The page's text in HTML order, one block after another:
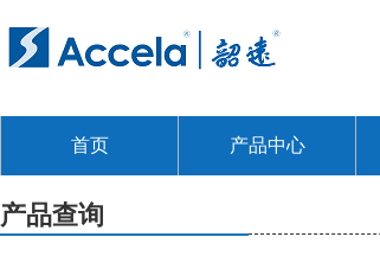
首页 产品中心
产品查询